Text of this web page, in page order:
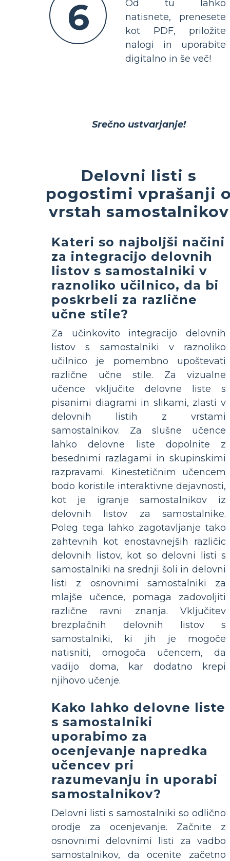
6
Od tu lahko
natisnete, prenesete
kot PDF, priložite
nalogi in uporabite
digitalno in še več!
Srečno ustvarjanje!
Delovni listi s
pogostimi vprašanji
vrstah samostalnikov
Kateri so najboljši načini
za integracijo delovnih
listov s samostalniki v
raznoliko učilnico, da bi
poskrbeli za različne
učne stile?
Za učinkovito integracijo delovnih
listov s samostalniki v raznoliko
učilnico je pomembno upoštevati
različne učne stile. Za vizualne
učence vključite delovne liste s
pisanimi diagrami in slikami, zlasti v
delovnih listih z vrstami
samostalnikov. Za slušne učence
lahko delovne liste dopolnite z
besednimi razlagami in skupinskimi
razpravami. Kinestetičnim učencem
bodo koristile interaktivne dejavnosti,
kot je igranje samostalnikov iz
delovnih listov za samostalnike.
Poleg tega lahko zagotavljanje tako
zahtevnih kot enostavnejših različic
delovnih listov, kot so delovni listi s
samostalniki na srednji šoli in delovni
listi z osnovnimi samostalniki za
mlajše učence, pomaga zadovoljiti
različne ravni znanja. Vključitev
brezplačnih delovnih listov s
samostalniki, ki jih je mogoče
natisniti, omogoča učencem, da
vadijo doma, kar dodatno krepi
njihovo učenje.
Kako lahko delovne liste
s samostalniki
uporabimo za
ocenjevanje napredka
učencev pri
razumevanju in uporabi
samostalnikov?
Delovni listi s samostalniki so odlično
orodje za ocenjevanje. Začnite z
osnovnimi delovnimi listi za vadbo
samostalnikov, da ocenite začetno